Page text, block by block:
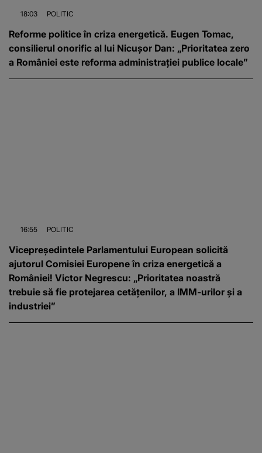
18:03 POLITIC
Reforme politice în criza energetică. Eugen Tomac,
consilierul onorific al lui Nicușor Dan: „Prioritatea zero
a României este reforma administrației publice locale”
16:55 POLITIC
Vicepreședintele Parlamentului European solicită
ajutorul Comisiei Europene în criza energetică a
României! Victor Negrescu: „Prioritatea noastră
trebuie să fie protejarea cetățenilor, a IMM-urilor și a
industriei”